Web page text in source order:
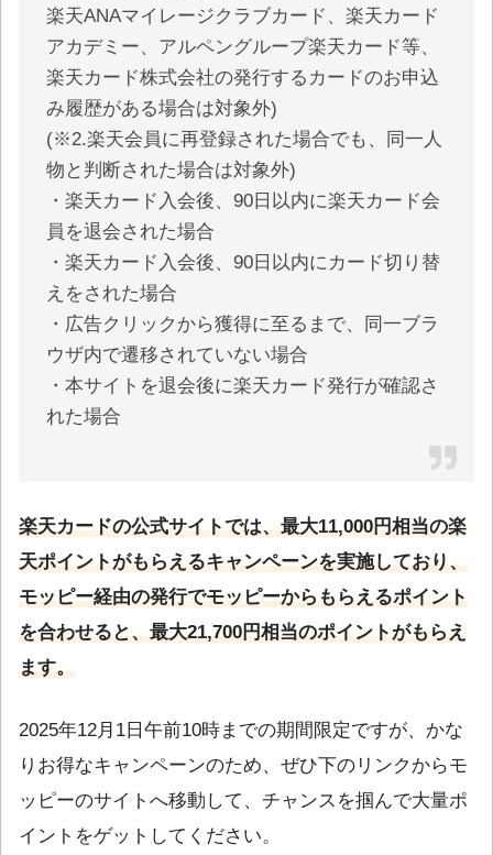
楽天ANAマイレージクラブカード、楽天カード
アカデミー、アルペングループ楽天カード等、
楽天カード株式会社の発行するカードのお申込
み履歴がある場合は対象外)
(※2.楽天会員に再登録された場合でも、同一人
物と判断された場合は対象外)
・楽天カード入会後、90日以内に楽天カード会
員を退会された場合
・楽天カード入会後、90日以内にカード切り替
えをされた場合
・広告クリックから獲得に至るまで、同一ブラ
ウザ内で遷移されていない場合
・本サイトを退会後に楽天カード発行が確認さ
れた場合
楽天カードの公式サイトでは、最大11,000円相当の楽
天ポイントがもらえるキャンペーンを実施しており、
モッピー経由の発行でモッピーからもらえるポイント
を合わせると、最大21,700円相当のポイントがもらえ
ます。
2025年12月1日午前10時までの期間限定ですが、かな
りお得なキャンペーンのため、ぜひ下のリンクからモ
ッピーのサイトへ移動して、チャンスを掴んで大量ポ
イントをゲットしてください。